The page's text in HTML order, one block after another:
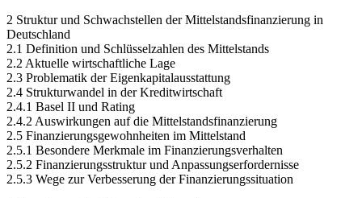
2 Struktur und Schwachstellen der Mittelstandsfinanzierung in
Deutschland
2.1 Definition und Schlüsselzahlen des Mittelstands
2.2 Aktuelle wirtschaftliche Lage
2.3 Problematik der Eigenkapitalausstattung
2.4 Strukturwandel in der Kreditwirtschaft
2.4.1 Basel II und Rating
2.4.2 Auswirkungen auf die Mittelstandsfinanzierung
2.5 Finanzierungsgewohnheiten im Mittelstand
2.5.1 Besondere Merkmale im Finanzierungsverhalten
2.5.2 Finanzierungsstruktur und Anpassungserfordernisse
2.5.3 Wege zur Verbesserung der Finanzierungssituation